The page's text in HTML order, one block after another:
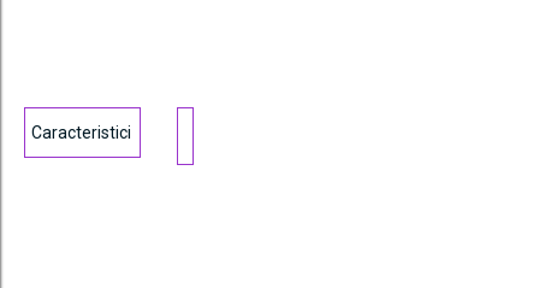
Caracteristici